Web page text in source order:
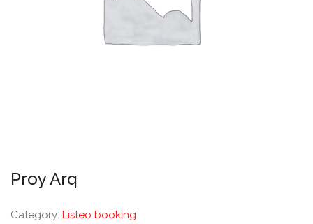
Proy Arq
Category: Listeo booking